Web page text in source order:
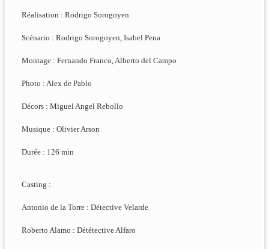
Réalisation : Rodrigo Sorogoyen
Scénario : Rodrigo Sorogoyen, Isabel Pena
Montage : Fernando Franco, Alberto del Campo
Photo : Alex de Pablo
Décors : Miguel Angel Rebollo
Musique : Olivier Arson
Durée : 126 min
Casting :
Antonio de la Torre : Détective Velarde
Roberto Alamo : Dététective Alfaro